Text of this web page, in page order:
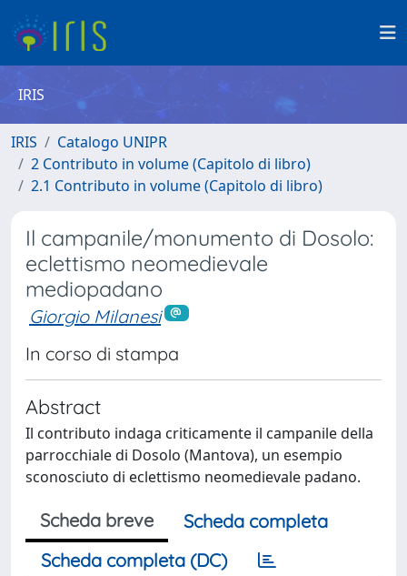
IRIS
IRIS
Catalogo UNIPR
2 Contributo in volume (Capitolo di libro)
2.1 Contributo in volume (Capitolo di libro)
Il campanile/monumento di Dosolo:
eclettismo neomedievale
mediopadano
Giorgio Milanesi
In corso di stampa
Abstract
Il contributo indaga criticamente il campanile della
parrocchiale di Dosolo (Mantova), un esempio
sconosciuto di eclettismo neomedievale padano.
Scheda breve
Scheda completa
Scheda completa (DC)